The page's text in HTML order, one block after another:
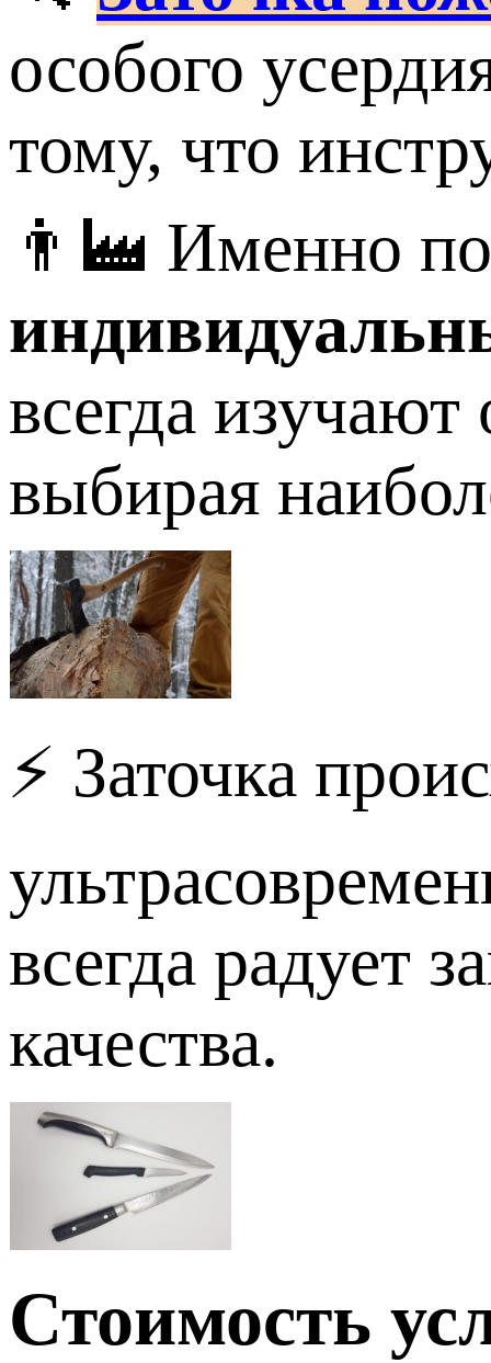
особого
тому, что
👨‍🏭 Именно
всегда
выбирая
⚡ Заточка
всегда радует
качества.
Стоимость